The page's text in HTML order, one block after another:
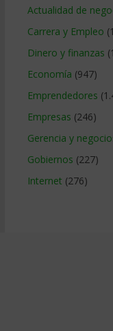
Actualidad de
Carrera y Empleo
Dinero y finanzas
Economía (947)
Emprendedores
Empresas (246)
Gerencia y
Gobiernos (227)
Internet (276)